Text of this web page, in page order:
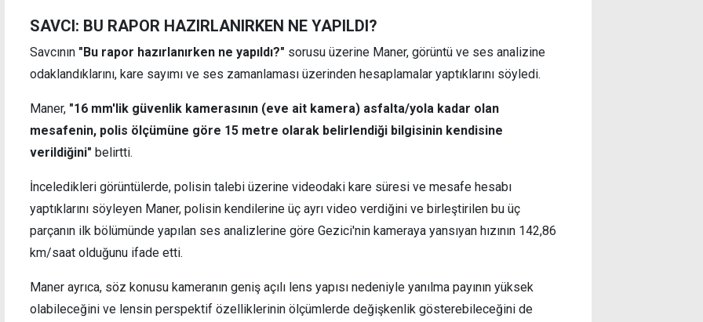
SAVCI: BU RAPOR HAZIRLANIRKEN NE YAPILDI?
Savcının "Bu rapor hazırlanırken ne yapıldı?" sorusu üzerine Maner, görüntü ve ses analizine
odaklandıklarını, kare sayımı ve ses zamanlaması üzerinden hesaplamalar yaptıklarını söyledi.
Maner, "16 mm'lik güvenlik kamerasının (eve ait kamera) asfalta/yola kadar olan
mesafenin, polis ölçümüne göre 15 metre olarak belirlendiği bilgisinin kendisine
verildiğini" belirtti.
İnceledikleri görüntülerde, polisin talebi üzerine videodaki kare süresi ve mesafe hesabı
yaptıklarını söyleyen Maner, polisin kendilerine üç ayrı video verdiğini ve birleştirilen bu üç
parçanın ilk bölümünde yapılan ses analizlerine göre Gezici'nin kameraya yansıyan hızının 142,86
km/saat olduğunu ifade etti.
Maner ayrıca, söz konusu kameranın geniş açılı lens yapısı nedeniyle yanılma payının yüksek
olabileceğini ve lensin perspektif özelliklerinin ölçümlerde değişkenlik gösterebileceğini de